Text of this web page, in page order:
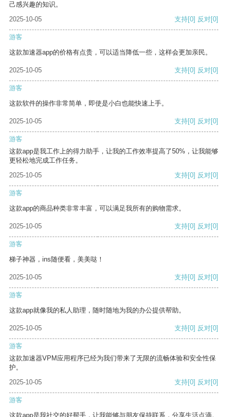
己感兴趣的知识。
2025-10-05
支持[0] 反对[0]
游客
这款加速器app的价格有点贵，可以适当降低一些，这样会更加亲民。
2025-10-05 支持[0] 反对[0]
游客
这款软件的操作非常简单，即使是小白也能快速上手。
2025-10-05 支持[0] 反对[0]
游客
这款app是我工作上的得力助手，让我的工作效率提高了50%，让我能够
更轻松地完成工作任务。
2025-10-05
支持[0] 反对[0]
游客
这款app的商品种类非常丰富，可以满足我所有的购物需求。
2025-10-05 支持[0] 反对[0]
游客
梯子神器，ins随便看，美美哒！
2025-10-05 支持[0] 反对[0]
游客
这款app就像我的私人助理，随时随地为我的办公提供帮助。
2025-10-05 支持[0] 反对[0]
游客
这款加速器VPM应用程序已经为我们带来了无限的流畅体验和安全性保
护。
2025-10-05
支持[0] 反对[0]
游客
这款app是我社交的好帮手，让我能够与朋友保持联系，分享生活点滴。